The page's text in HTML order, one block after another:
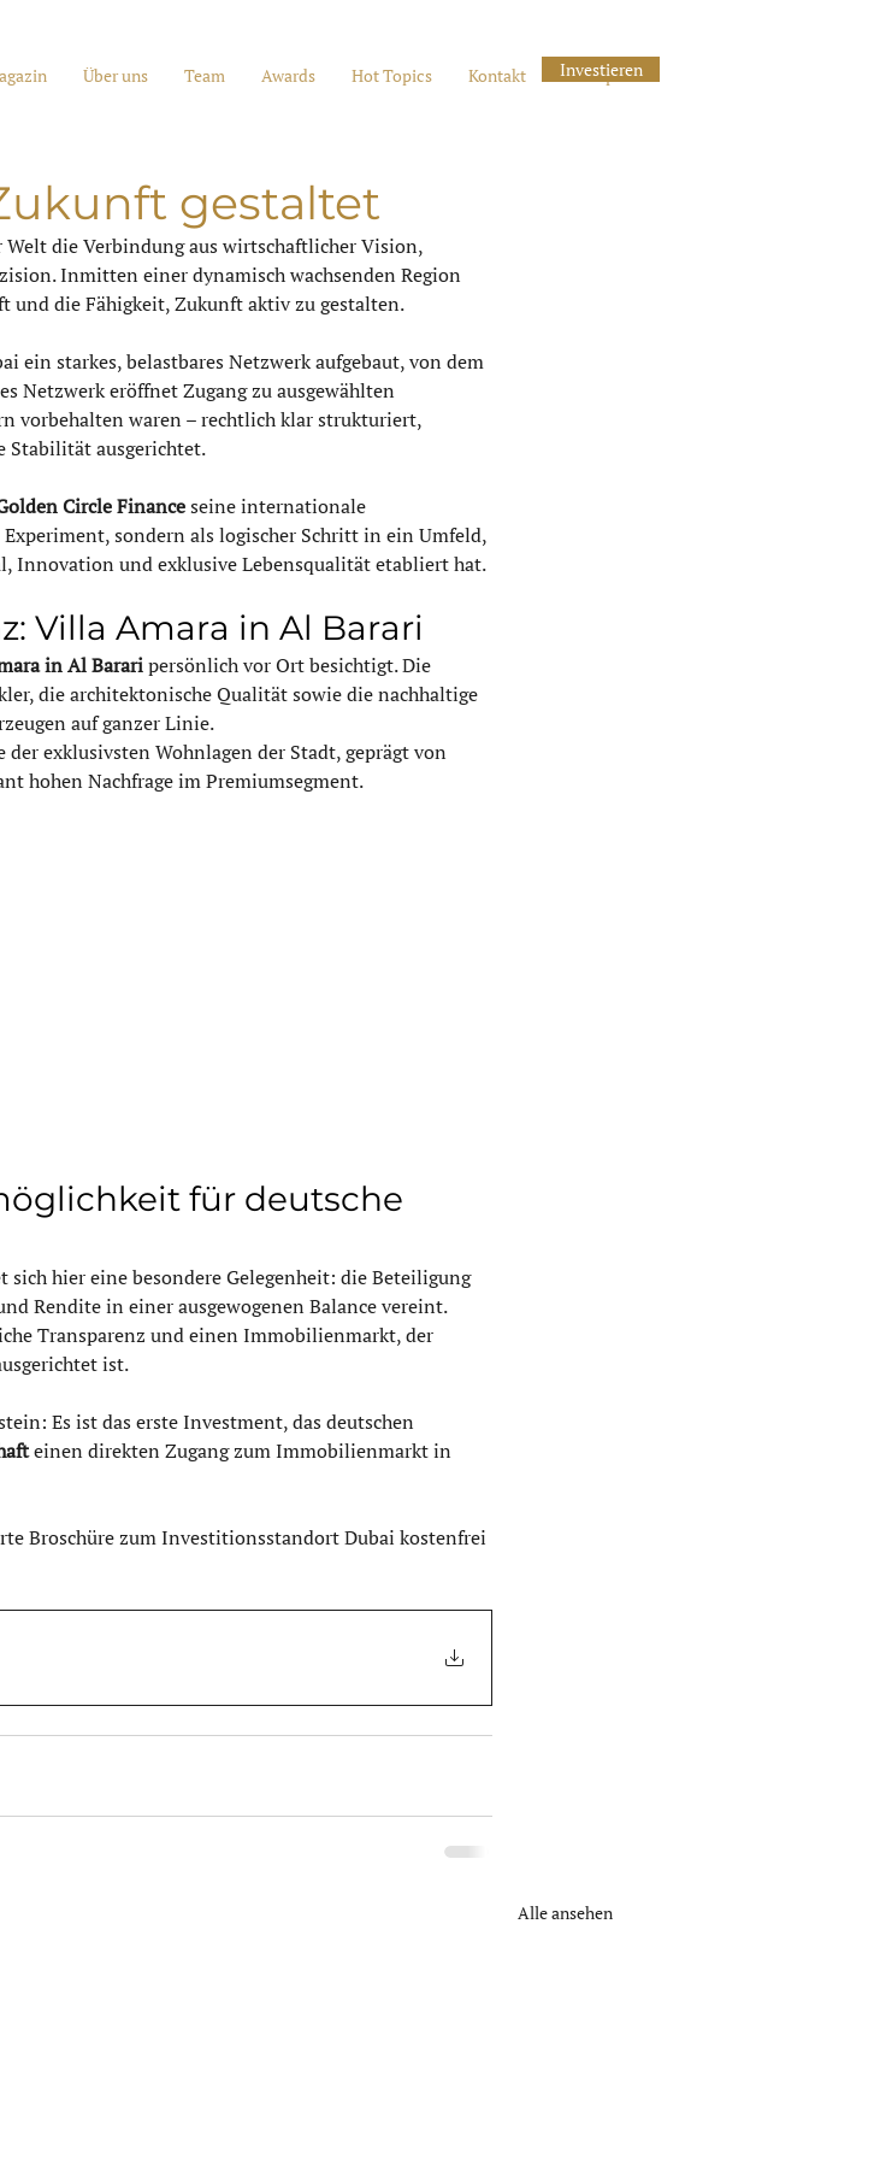
Über uns Team Awards Hot Topics Kontakt Marktplatz
Investieren
gestaltet
die Verbindung aus wirtschaftlicher Vision,
Inmitten einer dynamisch wachsenden Region
die Fähigkeit, Zukunft aktiv zu gestalten.
ein starkes, belastbares Netzwerk aufgebaut, von dem
Netzwerk eröffnet Zugang zu ausgewählten
vorbehalten waren – rechtlich klar strukturiert,
Stabilität ausgerichtet.
Circle Finance seine internationale
sondern als logischer Schritt in ein Umfeld,
Innovation und exklusive Lebensqualität etabliert hat.
Villa Amara in Al Barari
in Al Barari persönlich vor Ort besichtigt. Die
die architektonische Qualität sowie die nachhaltige
auf ganzer Linie.
exklusivsten Wohnlagen der Stadt, geprägt von
hohen Nachfrage im Premiumsegment.
für deutsche
sich hier eine besondere Gelegenheit: die Beteiligung
Rendite in einer ausgewogenen Balance vereint.
Transparenz und einen Immobilienmarkt, der
ist.
Es ist das erste Investment, das deutschen
einen direkten Zugang zum Immobilienmarkt in
Broschüre zum Investitionsstandort Dubai kostenfrei
Alle ansehen